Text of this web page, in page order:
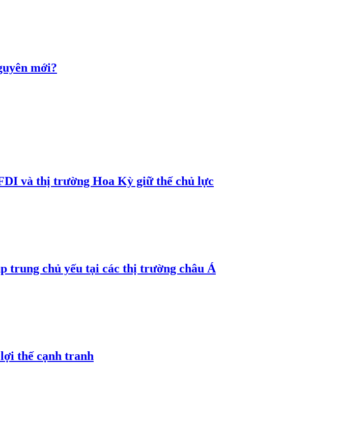
mới?
và thị trường Hoa Kỳ giữ thế chủ lực
trung chủ yếu tại các thị trường châu Á
thế cạnh tranh